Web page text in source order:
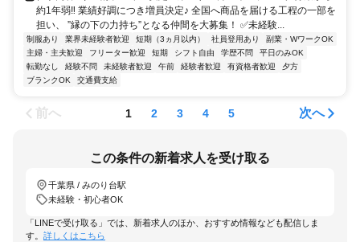
約1年弱‼ 業績好調につき増員決定♪ 全国へ商品を届ける工程の一部を
担い、 ”縁の下の力持ち”となる仲間を大募集！ ✅未経験...
制服あり 業界未経験者歓迎 短期（3ヵ月以内） 社員登用あり
副業・WワークOK
主婦・主夫歓迎
フリーター歓迎 短期 シフト自由 学歴不問
平日のみOK
転勤なし
経験不問 未経験者歓迎 午前 経験者歓迎 有資格者歓迎
夕方
ブランクOK
交通費支給
前へ 1 2 3 4 5 次へ
この条件の新着求人を受け取る
千葉県 / みのり台駅
未経験・初心者OK
「LINEで受け取る」では、新着求人のほか、おすすめ情報なども配信しま
す。 詳しくはこちら